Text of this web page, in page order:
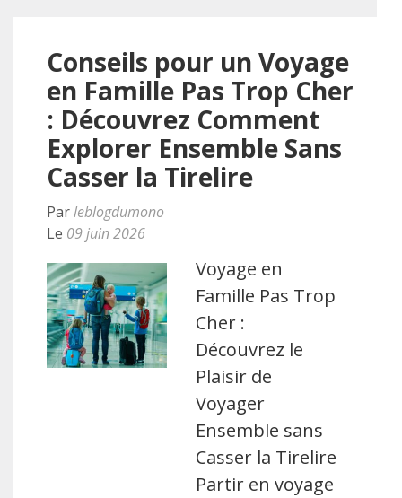
Conseils pour un Voyage
en Famille Pas Trop Cher
: Découvrez Comment
Explorer Ensemble Sans
Casser la Tirelire
Parleblogdumono
Le 09 juin 2026
Voyage en
Famille Pas Trop
Cher :
Découvrez le
Plaisir de
Voyager
Ensemble sans
Casser la Tirelire
Partir en voyage